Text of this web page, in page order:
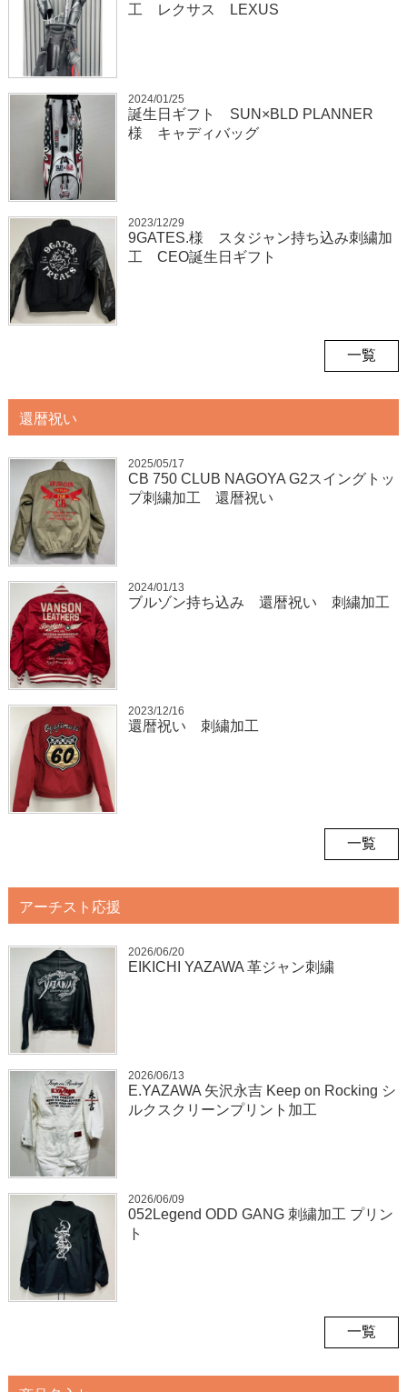
工 レクサス LEXUS
2024/01/25
誕生日ギフト SUN×BLD PLANNER
様 キャディバッグ
2023/12/29
9GATES.様 スタジャン持ち込み刺繍加
工 CEO誕生日ギフト
一覧
還暦祝い
2025/05/17
CB 750 CLUB NAGOYA G2スイングトッ
プ刺繍加工 還暦祝い
2024/01/13
ブルゾン持ち込み 還暦祝い 刺繍加工
2023/12/16
還暦祝い 刺繍加工
一覧
アーチスト応援
2026/06/20
EIKICHI YAZAWA 革ジャン刺繍
2026/06/13
E.YAZAWA 矢沢永吉 Keep on Rocking シ
ルクスクリーンプリント加工
2026/06/09
052Legend ODD GANG 刺繍加工 プリン
ト
一覧